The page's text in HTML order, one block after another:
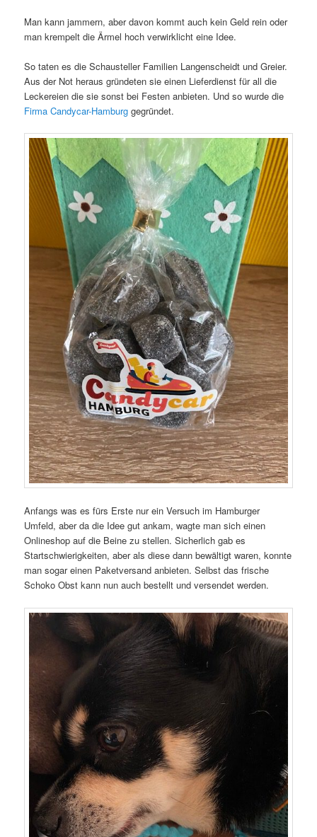
Man kann jammern, aber davon kommt auch kein Geld rein oder
man krempelt die Ärmel hoch verwirklicht eine Idee.
So taten es die Schausteller Familien Langenscheidt und Greier.
Aus der Not heraus gründeten sie einen Lieferdienst für all die
Leckereien die sie sonst bei Festen anbieten. Und so wurde die
Firma Candycar-Hamburg gegründet.
Anfangs was es fürs Erste nur ein Versuch im Hamburger
Umfeld, aber da die Idee gut ankam, wagte man sich einen
Onlineshop auf die Beine zu stellen. Sicherlich gab es
Startschwierigkeiten, aber als diese dann bewältigt waren, konnte
man sogar einen Paketversand anbieten. Selbst das frische
Schoko Obst kann nun auch bestellt und versendet werden.